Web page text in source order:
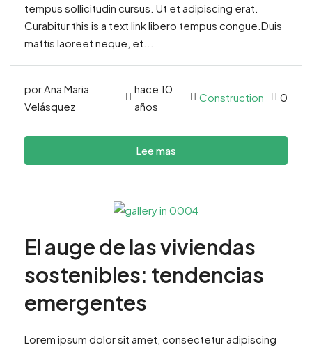
tempus sollicitudin cursus. Ut et adipiscing erat.
Curabitur this is a text link libero tempus congue.Duis
mattis laoreet neque, et...
por Ana Maria
Velásquez
hace 10
años
Construction 0
Lee mas
El auge de las viviendas
sostenibles: tendencias
emergentes
Lorem ipsum dolor sit amet, consectetur adipiscing